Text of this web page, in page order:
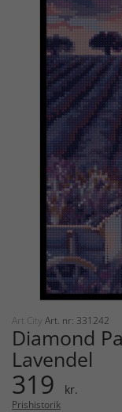
Art City Art. nr: 331242
Diamond
Lavendel
319 kr.
Prishistorik